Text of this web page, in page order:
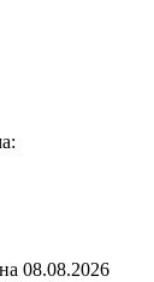
08.08.2026